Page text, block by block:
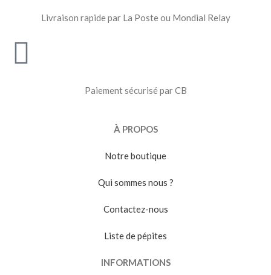
Livraison rapide par La Poste ou Mondial Relay
Paiement sécurisé par CB
À PROPOS
Notre boutique
Qui sommes nous ?
Contactez-nous
Liste de pépites
INFORMATIONS